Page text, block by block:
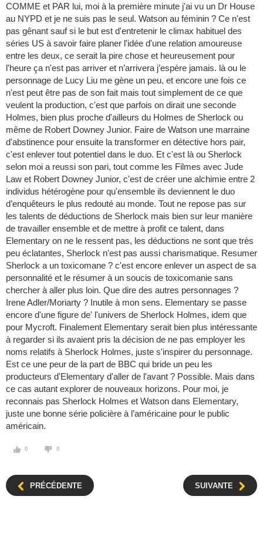
COMME et PAR lui, moi à la première minute j'ai vu un Dr House
au NYPD et je ne suis pas le seul. Watson au féminin ? Ce n'est
pas gênant sauf si le but est d'entretenir le climax habituel des
séries US à savoir faire planer l'idée d'une relation amoureuse
entre les deux, ce serait la pire chose et heureusement pour
l'heure ça n'est pas arriver et n’arrivera j’espère jamais. là ou le
personnage de Lucy Liu me gène un peu, et encore une fois ce
n'est peut être pas de son fait mais tout simplement de ce que
veulent la production, c'est que parfois on dirait une seconde
Holmes, bien plus proche d'ailleurs du Holmes de Sherlock ou
même de Robert Downey Junior. Faire de Watson une marraine
d'abstinence pour ensuite la transformer en détective hors pair,
c'est enlever tout potentiel dans le duo. Et c'est là ou Sherlock
selon moi a reussi son pari, tout comme les Filmes avec Jude
Law et Robert Downey Junior, c'est de créer une alchimie entre 2
individus hétérogène pour qu'ensemble ils deviennent le duo
d’enquêteurs le plus redouté au monde. Tout ne repose pas sur
les talents de déductions de Sherlock mais bien sur leur manière
de travailler ensemble et de mettre à profit ce talent, dans
Elementary on ne le ressent pas, les déductions ne sont que très
peu éclatantes, Sherlock n'est pas aussi charismatique. Resumer
Sherlock a un toxicomane ? c'est encore enlever un aspect de sa
personnalité et le résumer à un soucis de toxicomanie sans
chercher à aller plus loin. Que dire des autres personnages ?
Irene Adler/Moriarty ? Inutile à mon sens. Elementary se passe
encore d'une figure de' l'univers de Sherlock Holmes, idem que
pour Mycroft. Finalement Elementary serait bien plus intéressante
à regarder si ils avaient pris la décision de ne pas employer les
noms relatifs à Sherlock Holmes, juste s'inspirer du personnage.
Est ce une peur de la part de BBC qui bride un peu les
producteurs d'Elementary d'aller de l'avant ? Possible. Mais dans
ce cas autant explorer de nouveaux horizons. Pour moi, je
reconnais pas Sherlock Holmes et Watson dans Elementary,
juste une bonne série policière à l’américaine pour le public
américain.
0 0
PRÉCÉDENTE SUIVANTE